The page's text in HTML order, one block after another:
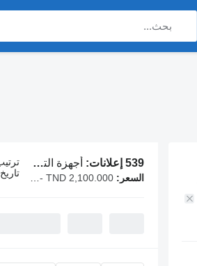
539 إعلانات: أجهزة التدفئة لـ الباصات
السعر: TND 120.000 - TND 2,100.000